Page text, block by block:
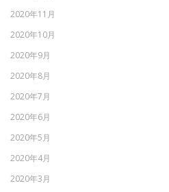
2020年11月
2020年10月
2020年9月
2020年8月
2020年7月
2020年6月
2020年5月
2020年4月
2020年3月